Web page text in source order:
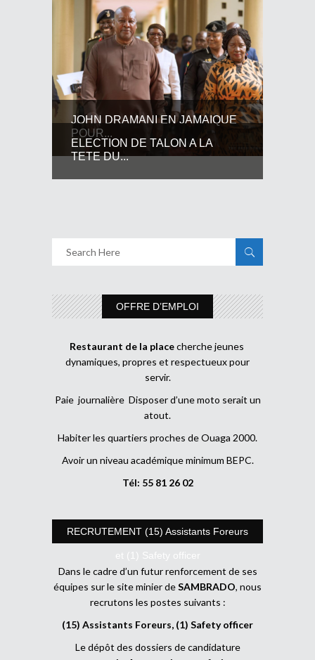
JOHN DRAMANI EN JAMAIQUE
POUR...
ELECTION DE TALON A LA
TETE DU...
OFFRE D’EMPLOI
Restaurant de la placecherche jeunes
dynamiques, propres et respectueux pour
servir.
Paie journalière Disposer d’une moto serait un
atout.
Habiter les quartiers proches de Ouaga 2000.
Avoir un niveau académique minimum BEPC.
Tél: 55 81 26 02
RECRUTEMENT (15) Assistants Foreurs
et (1) Safety officer
Dans le cadre d’un futur renforcement de ses
équipes sur le site minier deSAMBRADO, nous
recrutons les postes suivants :
(15) Assistants Foreurs, (1) Safety officer
Le dépôt des dossiers de candidature